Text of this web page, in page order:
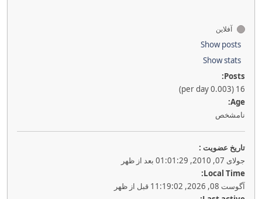
آفلاین
Show posts
Show stats
Posts:
16 (0.003 per day)
Age:
نامشخص
تاريخ عضويت :
جولای 07, 2010, 01:01:29 بعد از ظهر
Local Time:
آگوست 08, 2026, 11:19:02 قبل از ظهر